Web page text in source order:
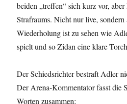
beiden „treffen“ sich kurz vor, aber
Strafraums. Nicht nur live,
Wiederholung ist zu sehen wie
spielt und so Zidan eine klare
Der Schiedsrichter bestraft Adler
Der Arena-Kommentator fasst die
Worten zusammen: